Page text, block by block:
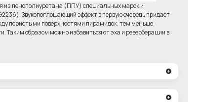
из пенополиуретана (ППУ) специальных марок и
Звукопоглощающий эффект в первую очередь придает
пористыми поверхностями пирамидок, тем меньше
Таким образом можно избавиться от эха и реверберации в